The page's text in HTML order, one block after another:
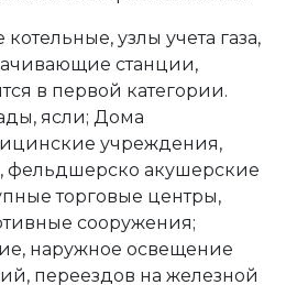
узлы учета газа,
станции,
в первой категории.
ясли; Дома
учреждения,
фельдшерско акушерские
торговые центры,
сооружения;
наружное освещение
переездов на железной